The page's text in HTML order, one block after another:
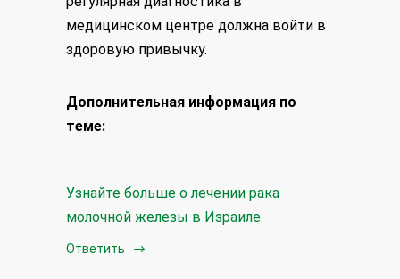
медицинском центре должна войти в
здоровую привычку.
Дополнительная информация по
теме:
Узнайте больше о лечении рака
молочной железы в Израиле.
Ответить